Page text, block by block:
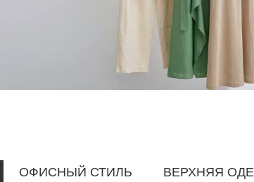
ОФИСНЫЙ СТИЛЬ ВЕРХНЯЯ